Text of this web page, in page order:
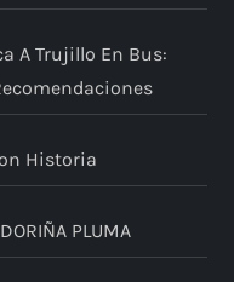
A Trujillo En Bus:
Historia
PLUMA